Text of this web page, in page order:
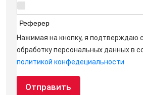
Реферер
Нажимая на кнопку, я подтверждаю
обработку персональных данных в
политикой конфедециальности
Отправить